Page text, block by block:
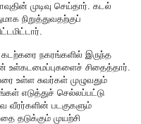
முடிவு செய்தார். கடல்
நிறுத்துவதற்குப்
நகரங்களில் இருந்த
உள்கடமைப்புகளைச் சிதைத்தார்.
உள்ள சுவர்கள் முழுவதும்
எடுத்துச் செல்லப்பட்டு
வீரர்களின் படகுகளும்
தடுக்கும் முயற்சி